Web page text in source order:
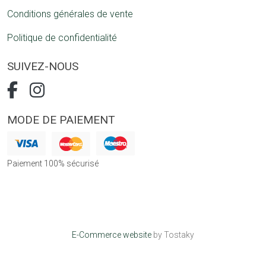
Conditions générales de vente
Politique de confidentialité
SUIVEZ-NOUS
MODE DE PAIEMENT
Paiement 100% sécurisé
E-Commerce website by Tostaky